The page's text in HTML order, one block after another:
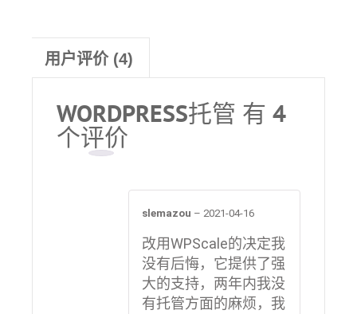
用户评价 (4)
WORDPRESS托管 有 4
个评价
slemazou – 2021-04-16
改用WPScale的决定我
没有后悔，它提供了强
大的支持，两年内我没
有托管方面的麻烦，我